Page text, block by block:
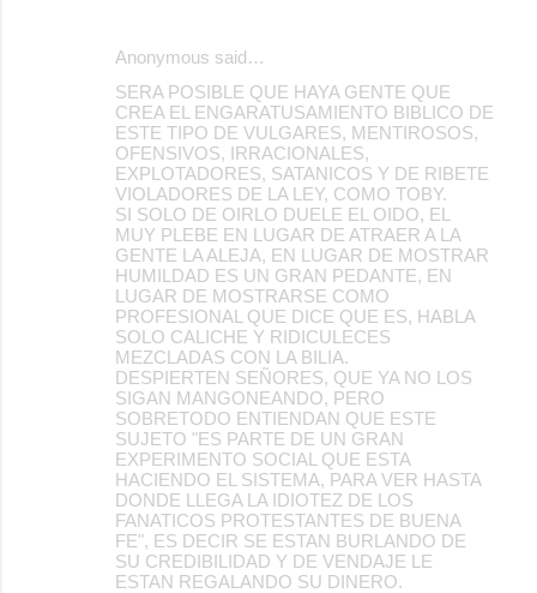
Anonymous said…
SERA POSIBLE QUE HAYA GENTE QUE
CREA EL ENGARATUSAMIENTO BIBLICO DE
ESTE TIPO DE VULGARES, MENTIROSOS,
OFENSIVOS, IRRACIONALES,
EXPLOTADORES, SATANICOS Y DE RIBETE
VIOLADORES DE LA LEY, COMO TOBY.
SI SOLO DE OIRLO DUELE EL OIDO, EL
MUY PLEBE EN LUGAR DE ATRAER A LA
GENTE LA ALEJA, EN LUGAR DE MOSTRAR
HUMILDAD ES UN GRAN PEDANTE, EN
LUGAR DE MOSTRARSE COMO
PROFESIONAL QUE DICE QUE ES, HABLA
SOLO CALICHE Y RIDICULECES
MEZCLADAS CON LA BILIA.
DESPIERTEN SEÑORES, QUE YA NO LOS
SIGAN MANGONEANDO, PERO
SOBRETODO ENTIENDAN QUE ESTE
SUJETO "ES PARTE DE UN GRAN
EXPERIMENTO SOCIAL QUE ESTA
HACIENDO EL SISTEMA, PARA VER HASTA
DONDE LLEGA LA IDIOTEZ DE LOS
FANATICOS PROTESTANTES DE BUENA
FE", ES DECIR SE ESTAN BURLANDO DE
SU CREDIBILIDAD Y DE VENDAJE LE
ESTAN REGALANDO SU DINERO.